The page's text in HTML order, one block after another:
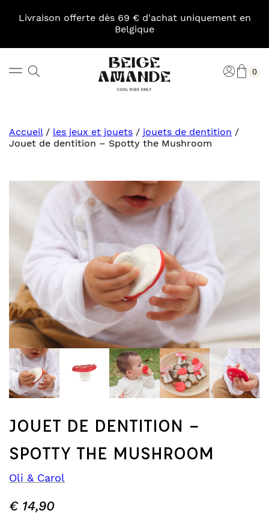
Livraison offerte dès 69 € d'achat uniquement en
Belgique
Rechercher 0
Accueil/ les jeux et jouets / jouets de dentition /
Jouet de dentition – Spotty the Mushroom
JOUET DE DENTITION –
SPOTTY THE MUSHROOM
Oli & Carol
€14,90